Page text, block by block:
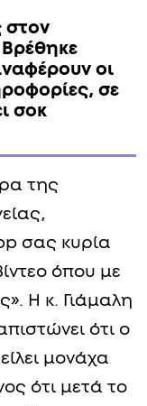
στον
οι
σε
σoκ
της
σας κυρία
όπου με
Η κ. Γιάμαλη
ότι ο
μονάχα
ότι μετά το